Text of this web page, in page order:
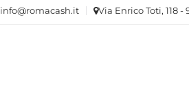
info@romacash.it Via Enrico Toti, 118 -